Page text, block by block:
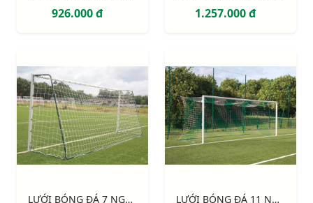
926.000 đ 1.257.000 đ
LƯỚI BÓNG ĐÁ 7 NGƯỜI SỢI 3MM, Ô 120MM S12762W LƯỚI BÓNG ĐÁ 11 NGƯỜI SỢI 4MM, Ô 120MM S12924W